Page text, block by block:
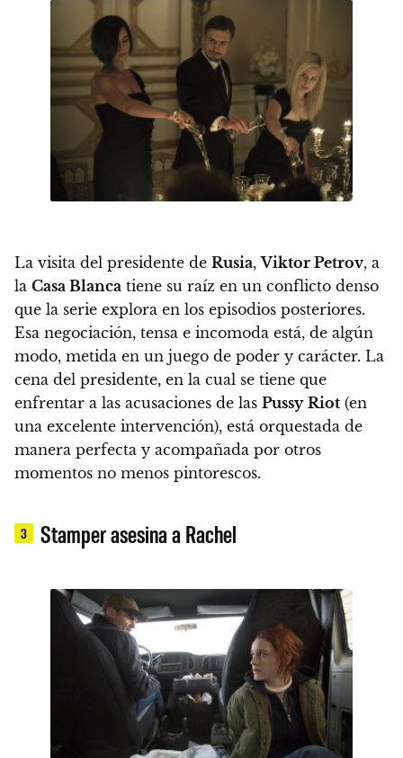
La visita del presidente de Rusia,Viktor Petrov, a
la Casa Blanca tiene su raíz en un conflicto denso
que la serie explora en los episodios posteriores.
Esa negociación, tensa e incomoda está, de algún
modo, metida en un juego de poder y carácter. La
cena del presidente, en la cual se tiene que
enfrentar a las acusaciones de las Pussy Riot (en
una excelente intervención), está orquestada de
manera perfecta y acompañada por otros
momentos no menos pintorescos.
3 Stamper asesina a Rachel